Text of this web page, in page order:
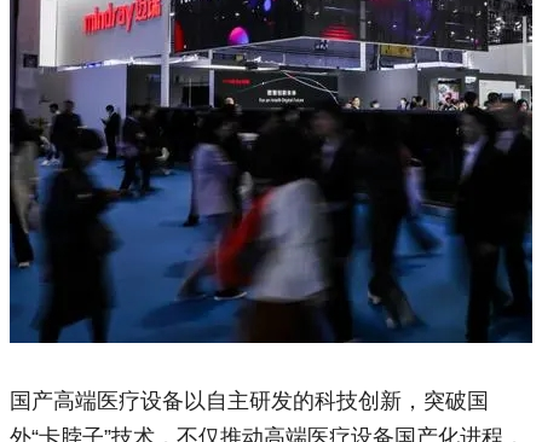
国产高端医疗设备以自主研发的科技创新，突破国
外“卡脖子”技术，不仅推动高端医疗设备国产化进程，